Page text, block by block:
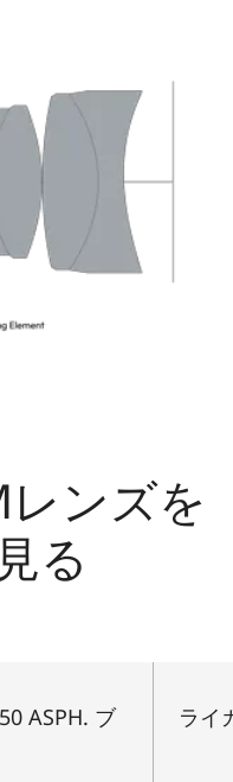
ンズを
る
ASPH. ブ
ライ